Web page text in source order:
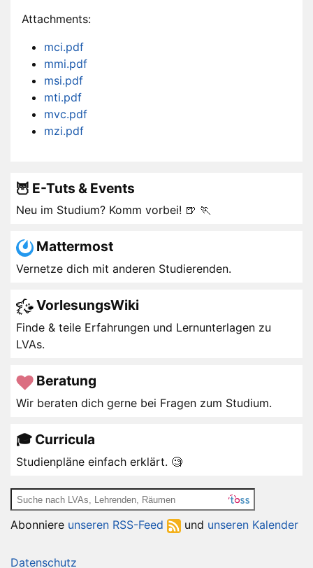
Attachments:
mci.pdf
mmi.pdf
msi.pdf
mti.pdf
mvc.pdf
mzi.pdf
🦉 E-Tuts & Events
Neu im Studium? Komm vorbei! 🍺 🏃
Mattermost
Vernetze dich mit anderen Studierenden.
VorlesungsWiki
Finde & teile Erfahrungen und Lernunterlagen zu
LVAs.
Beratung
Wir beraten dich gerne bei Fragen zum Studium.
🎓 Curricula
Studienpläne einfach erklärt. 🧐
Abonniere unseren RSS-Feed und unseren Kalender
Datenschutz